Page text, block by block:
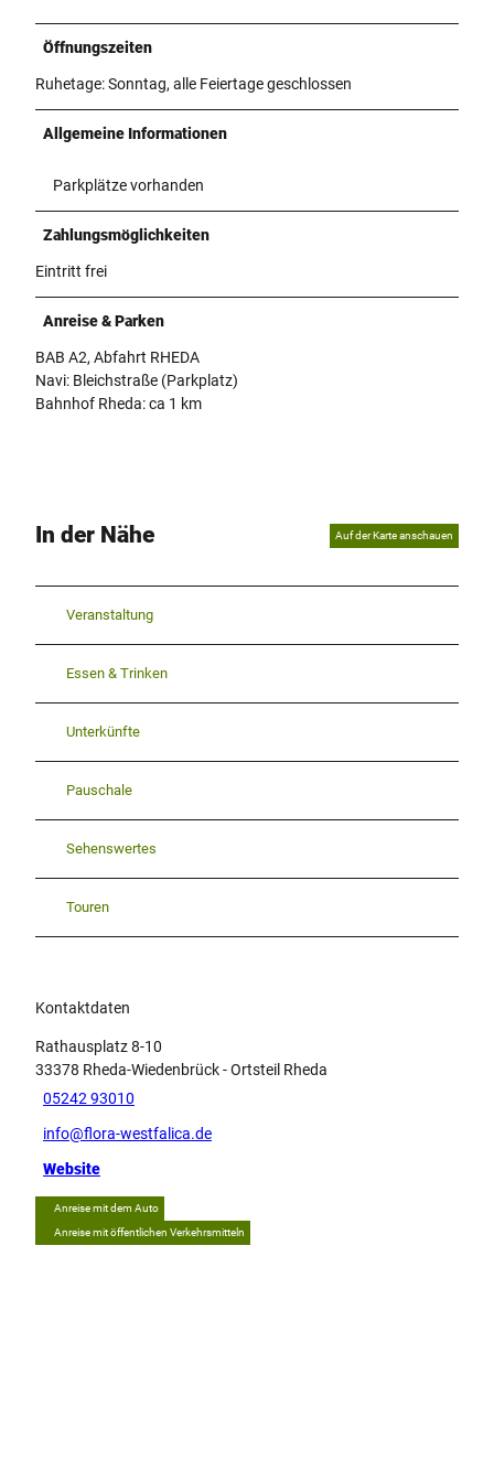
Öffnungszeiten
Ruhetage: Sonntag, alle Feiertage geschlossen
Allgemeine Informationen
Parkplätze vorhanden
Zahlungsmöglichkeiten
Eintritt frei
Anreise & Parken
BAB A2, Abfahrt RHEDA
Navi: Bleichstraße (Parkplatz)
Bahnhof Rheda: ca 1 km
In der Nähe Auf der Karte anschauen
Veranstaltung
Essen & Trinken
Unterkünfte
Pauschale
Sehenswertes
Touren
Kontaktdaten
Rathausplatz 8-10
33378 Rheda-Wiedenbrück- Ortsteil Rheda
05242 93010
info@flora-westfalica.de
Website
Anreise mit dem Auto
Anreise mit öffentlichen Verkehrsmitteln